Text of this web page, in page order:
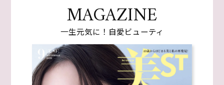
MAGAZINE
一生元気に！自愛ビューティ